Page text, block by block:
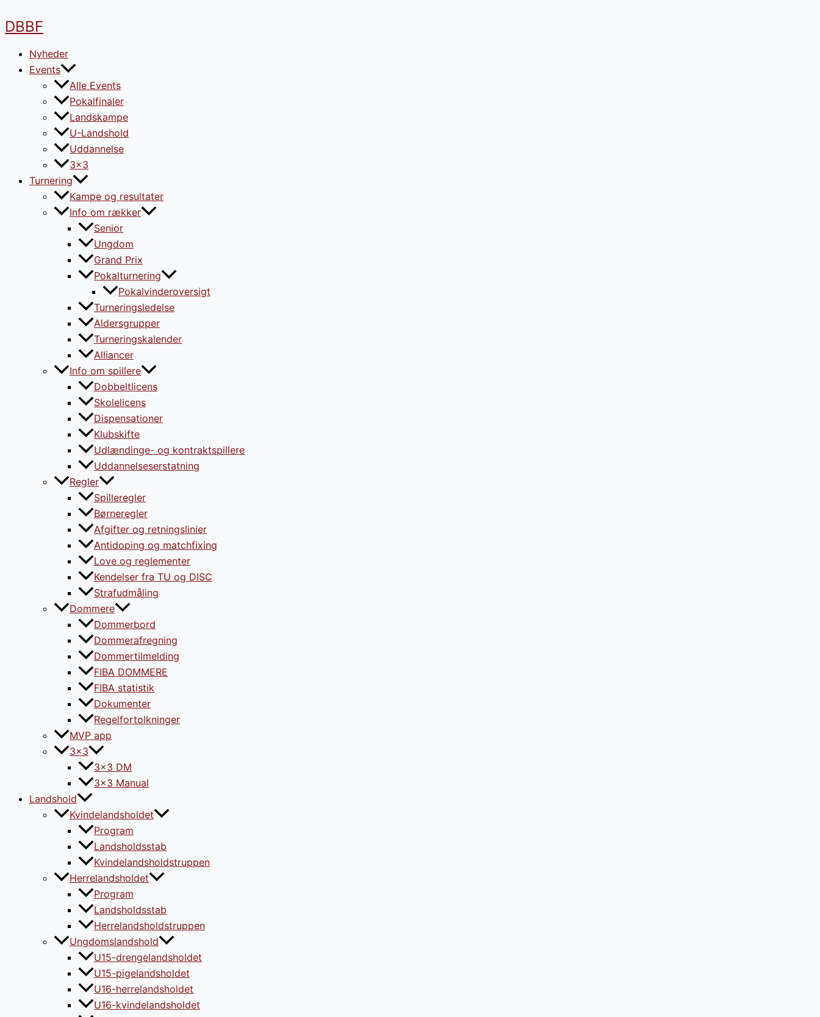
til
DBBF
Nyheder
Events
Alle Events
Pokalfinaler
Landskampe
U-Landshold
Uddannelse
3×3
Turnering
Kampe og resultater
Info om rækker
Senior
Ungdom
Grand Prix
Pokalturnering
Pokalvinderoversigt
Turneringsledelse
Aldersgrupper
Turneringskalender
Alliancer
Info om spillere
Dobbeltlicens
Skolelicens
Dispensationer
Klubskifte
Udlændinge- og kontraktspillere
Uddannelseserstatning
Regler
Spilleregler
Børneregler
Afgifter og retningslinier
Antidoping og matchfixing
Love og reglementer
Kendelser fra TU og DISC
Strafudmåling
Dommere
Dommerbord
Dommerafregning
Dommertilmelding
FIBA DOMMERE
FIBA statistik
Dokumenter
Regelfortolkninger
MVP app
3×3
3×3 DM
3×3 Manual
Landshold
Kvindelandsholdet
Program
Landsholdsstab
Kvindelandsholdstruppen
Herrelandsholdet
Program
Landsholdsstab
Herrelandsholdstruppen
Ungdomslandshold
U15-drengelandsholdet
U15-pigelandsholdet
U16-herrelandsholdet
U16-kvindelandsholdet
navigation